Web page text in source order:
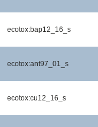
ecotox:bap12_16_s
ecotox:ant97_01_s
ecotox:cu12_16_s